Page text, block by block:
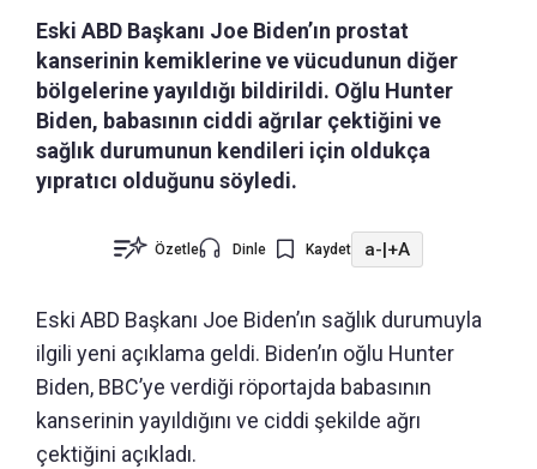
Eski ABD Başkanı Joe Biden’ın prostat
kanserinin kemiklerine ve vücudunun diğer
bölgelerine yayıldığı bildirildi. Oğlu Hunter
Biden, babasının ciddi ağrılar çektiğini ve
sağlık durumunun kendileri için oldukça
yıpratıcı olduğunu söyledi.
Özetle Dinle Kaydet a-|+A
Eski ABD Başkanı Joe Biden’ın sağlık durumuyla
ilgili yeni açıklama geldi. Biden’ın oğlu Hunter
Biden, BBC’ye verdiği röportajda babasının
kanserinin yayıldığını ve ciddi şekilde ağrı
çektiğini açıkladı.